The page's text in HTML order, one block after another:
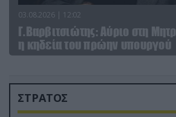
03.08.2026 | 12:02
Γ.Βαρβιτσιώτης: Aύριο στη
η κηδεία του πρώην υπουργού
ΣΤΡΑΤΟΣ